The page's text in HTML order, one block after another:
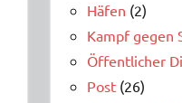
Häfen (2)
Kampf gegen
Öffentlicher
Post (26)